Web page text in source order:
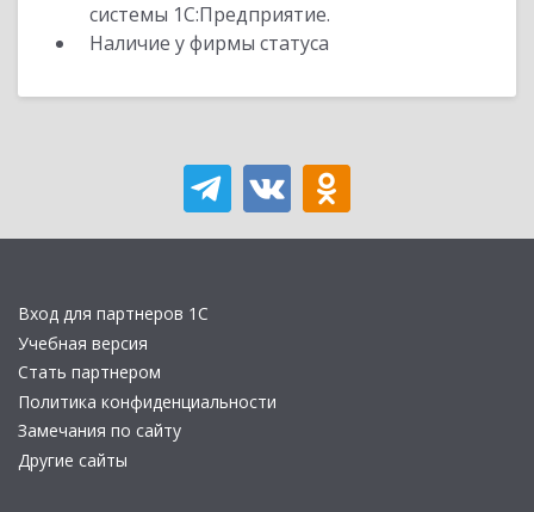
системы 1С:Предприятие.
Наличие у фирмы статуса
Вход для партнеров 1С
Учебная версия
Стать партнером
Политика конфиденциальности
Замечания по сайту
Другие сайты